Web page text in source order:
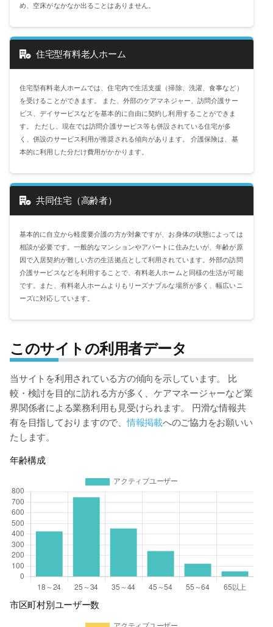
め、空床がなかなか出ることはありません。
住宅型有料老人ホーム
住宅型有料老人ホームでは、住宅内で生活支援（掃除、洗濯、食事など）
を受けることができます。 また、外部のケアマネジャー、訪問介護サー
ビス、デイサービスなどを基本的に自由に契約し利用することができま
す。 ただし、現在では訪問介護サービス等も併設されている住宅が多
く、併設のサービス利用が推奨される傾向があります。 介護保険は、基
本的に利用した分だけ費用がかかります。
共同住宅（高齢者）
基本的に自立から軽度要介護の方が対象ですが、お身体の状態によっては
相談が必要です。一般的なマンションやアパートに住みたいが、年齢が原
因で入居契約が難しい方の生活拠点として利用されています。外部の訪問
介護サービスなどを利用することで、有料老人ホームと同様の生活が可能
です。また、有料老人ホームよりもリーズナブルな場所が多く、幅広いニ
ーズに対応しています。
このサイトの利用者データ
当サイトを利用されている方の傾向を示しています。 比
較・検討を目的に訪れる方が多く、ケアマネージャーなど業
界関係者による業務利用も見受けられます。 円滑な情報共
有を目指しておりますので、情報掲載へのご協力をお願いい
たします。
年齢構成
市区町村別ユーザー数